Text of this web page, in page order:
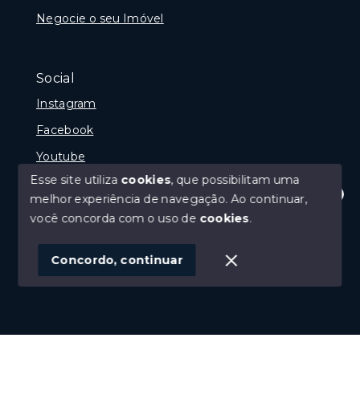
Olá! Estamos disponíveis para te ajudar.
Negocie o seu Imóvel
Social
Instagram
Facebook
Youtube
© Copyright 2026 - Gramado Class - Todos os direitos
SITE PARA IMOBILIARIA
Esse site utiliza cookies, que possibilitam uma
melhor experiência de navegação.Ao continuar,
você concorda com o uso de cookies.
Concordo, continuar